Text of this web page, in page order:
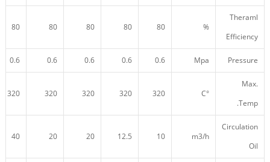
Theraml
Efficiency
%
80
80
80
80
80
Pressure
Mpa
0.6
0.6
0.6
0.6
0.6
Max.
Temp.
°C
320
320
320
320
320
Circulation
Oil
m3/h
10
12.5
20
20
40